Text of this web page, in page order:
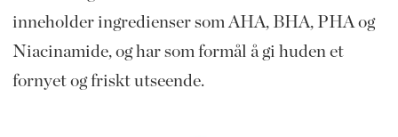
inneholder ingredienser som AHA, BHA, PHA og
Niacinamide, og har som formål å gi huden et
fornyet og friskt utseende.